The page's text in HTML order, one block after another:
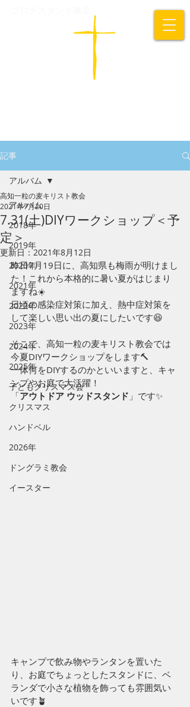
記事
アルバム
2018年
2019年
2020年
2021年
2022年
2023年
2024年
2025年
子どもクリスマス会
クリスマス
ハンドベル
2026年
ドングラミ教会
イースター
アルバム
7.31(土)DIYワークショップ＜予
定＞
高知一粒の麦キリスト教会
2021年7月20日
更新日：2021年8月12日
昨日7月19日に、高知県も梅雨が明けまし
た！これから本格的に暑い夏がはじまり
ますね☀️
日頃の感染症対策に加え、熱中症対策を
して楽しい思い出の夏にしたいです😆
そこで、高知一粒の麦キリスト教会では
今夏DIYワークショップをします🔨
一体何をDIYするのかといいますと、キャ
ンプやお庭で大活躍！
「アウトドア ウッドスタンド 」です✨
キャンプで飲み物やランタンを置いた
り、お庭でちょっとしたスタンドに、ベ
ランダで小さな植物を飾っても雰囲気い
いです🪴